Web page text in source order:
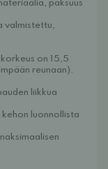
paksuus
valmistettu,
on 15,5
reunaan).
liikkua
luonnollista